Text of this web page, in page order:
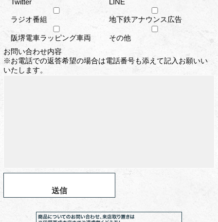
ラジオ番組 地下鉄アナウンス広告
阪堺電車ラッピング車両
その他
お問い合わせ内容
※お電話での返答希望の場合は電話番号も添えて記入お願いい
いたします。